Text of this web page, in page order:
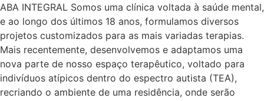
ABA INTEGRAL Somos uma clínica voltada à saúde mental,
e ao longo dos últimos 18 anos, formulamos diversos
projetos customizados para as mais variadas terapias.
Mais recentemente, desenvolvemos e adaptamos uma
nova parte de nosso espaço terapêutico, voltado para
indivíduos atípicos dentro do espectro autista (TEA),
recriando o ambiente de uma residência, onde serão